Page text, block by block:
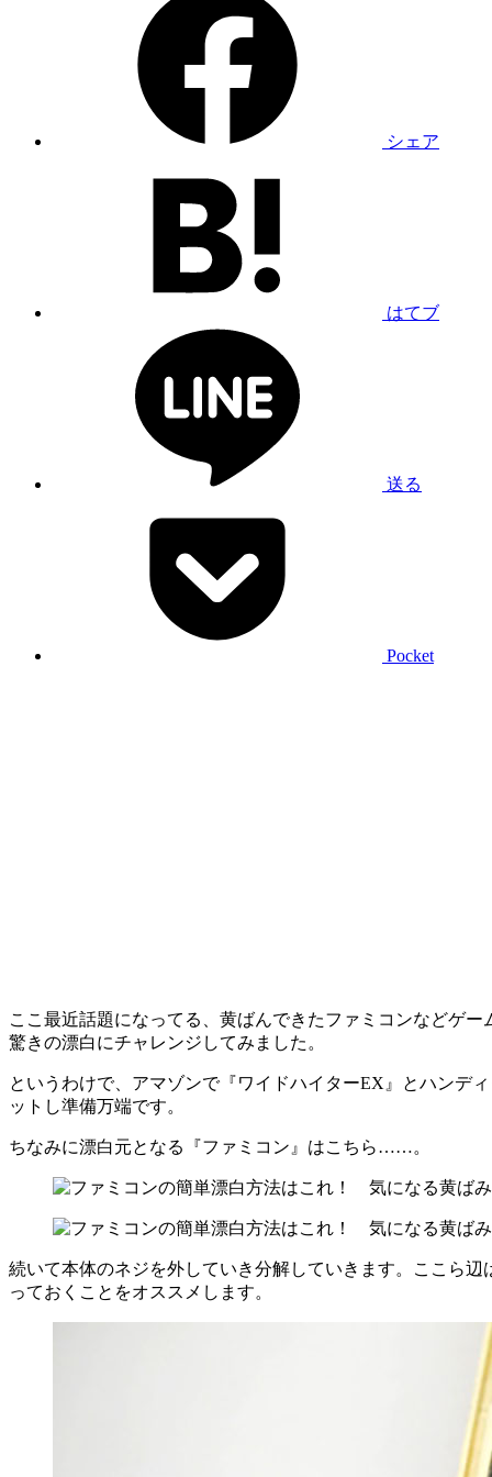
シェア
はてブ
送る
Pocket
ここ最近話題になってる、黄ばんできたファミコンなどゲ
驚きの漂白にチャレンジしてみました。
というわけで、アマゾンで『ワイドハイターEX』とハンデ
ットし準備万端です。
ちなみに漂白元となる『ファミコン』はこちら……。
続いて本体のネジを外していき分解していきます。ここら
っておくことをオススメします。